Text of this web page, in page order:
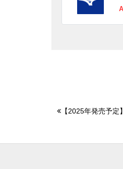
【2025年発売予